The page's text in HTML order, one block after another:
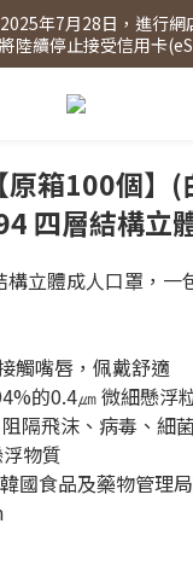
星期三全單95折!!!（優
）。滿$300即免運費。
年7月28日，進行網
陸續停止接受信用卡
星期三全單95折!!!（優
）。滿$300即免運費。
箱100個】(
四層結構立
構立體成人口罩，一
觸嘴唇，佩戴舒適
的0.4㎛ 微細懸浮
隔飛沫、病毒、細
物質
國食品及藥物管理